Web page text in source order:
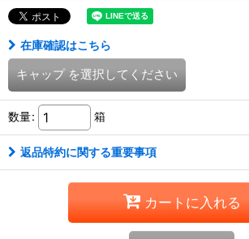
在庫確認はこちら
キャップ を選択してください
数量: 箱
返品特約に関する重要事項
カートに入れる